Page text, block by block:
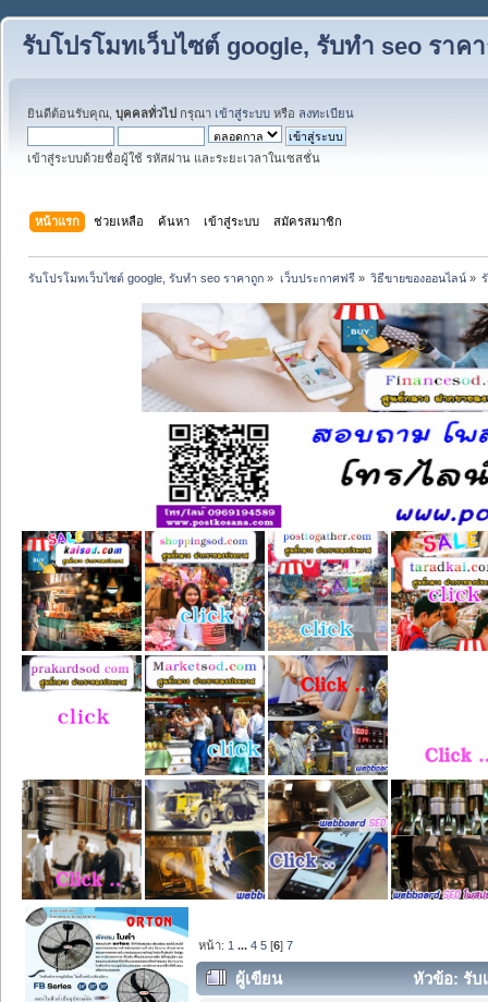
รับโปรโมทเว็บไซต์ google, รับทำ seo ราค
ยินดีต้อนรับคุณ, บุคคลทั่วไป กรุณา เข้าสู่ระบบ หรือ ลงทะเบียน
เข้าสู่ระบบด้วยชื่อผู้ใช้ รหัสผ่าน และระยะเวลาในเซสชั่น
หน้าแรก ช่วยเหลือ ค้นหา เข้าสู่ระบบ สมัครสมาชิก
รับโปรโมทเว็บไซต์ google, รับทำ seo ราคาถูก » เว็บประกาศฟรี» วิธีขายของออนไลน์»
หน้า: 1 ...4 5 [6]7
ผู้เขียน
หัวข้อ: รับ